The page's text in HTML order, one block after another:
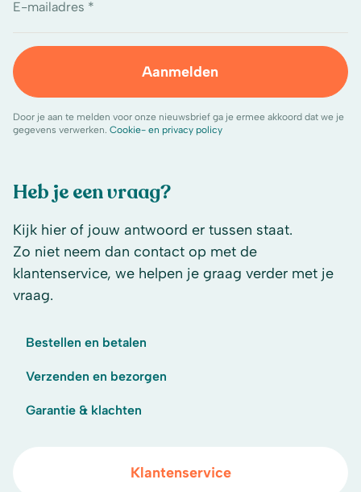
Heb je een vraag?
Kijk hier of jouw antwoord er tussen staat.
Zo niet neem dan contact op met de
klantenservice, we helpen je graag verder met je
vraag.
Bestellen en betalen
Verzenden en bezorgen
Garantie & klachten
Klantenservice
E-mailadres *
Aanmelden
Door je aan te melden voor onze nieuwsbrief ga je ermee akkoord dat we je
gegevens verwerken. Cookie- en privacy policy